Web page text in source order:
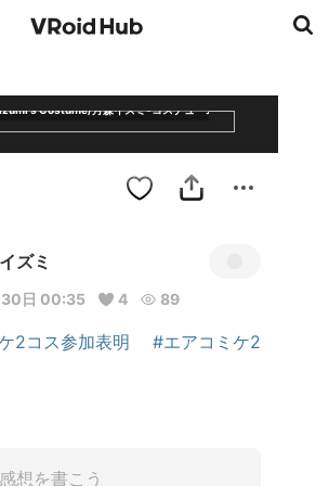
Izumi's Costume/月森イズミ-コスチューム
ズミ
日 00:35 4 89
2コス参加表明 #エアコミケ2